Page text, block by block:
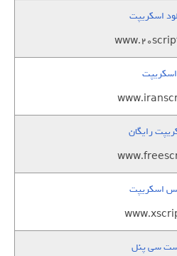
اسکریپت
اسکریپت
رایگان
اسکریپت
سی پنل